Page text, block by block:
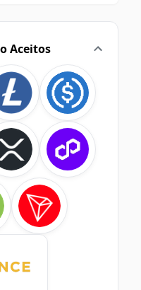
Aceitos